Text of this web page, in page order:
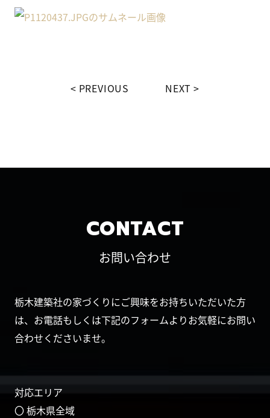
PREVIOUS NEXT
CONTACT
お問い合わせ
栃木建築社の家づくりにご興味をお持ちいただいた方
は、お電話もしくは下記のフォームよりお気軽にお問い
合わせくださいませ。
対応エリア
〇 栃木県全域